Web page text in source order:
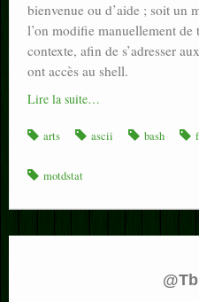
bienvenue ou d’aide ; soit un
l’on modifie manuellement de
contexte, afin de s’adresser
ont accès au shell.
Lire la suite…
arts ascii bash
motdstat